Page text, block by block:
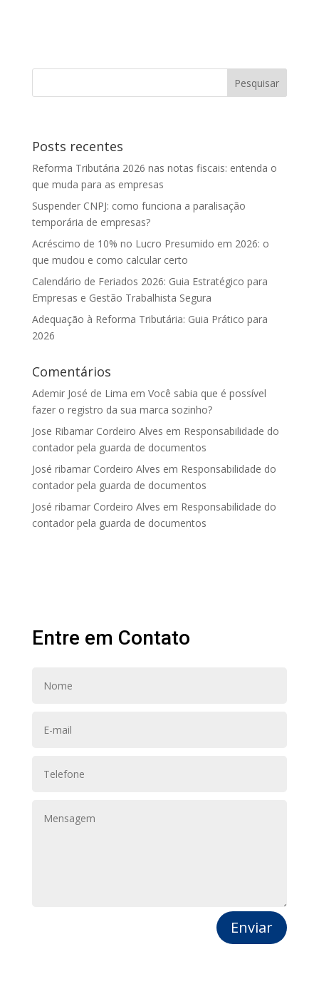
Posts recentes
Reforma Tributária 2026 nas notas fiscais: entenda o
que muda para as empresas
Suspender CNPJ: como funciona a paralisação
temporária de empresas?
Acréscimo de 10% no Lucro Presumido em 2026: o
que mudou e como calcular certo
Calendário de Feriados 2026: Guia Estratégico para
Empresas e Gestão Trabalhista Segura
Adequação à Reforma Tributária: Guia Prático para
2026
Comentários
Ademir José de Lima em Você sabia que é possível
fazer o registro da sua marca sozinho?
Jose Ribamar Cordeiro Alves em Responsabilidade do
contador pela guarda de documentos
José ribamar Cordeiro Alves em Responsabilidade do
contador pela guarda de documentos
José ribamar Cordeiro Alves em Responsabilidade do
contador pela guarda de documentos
Entre em Contato
Enviar